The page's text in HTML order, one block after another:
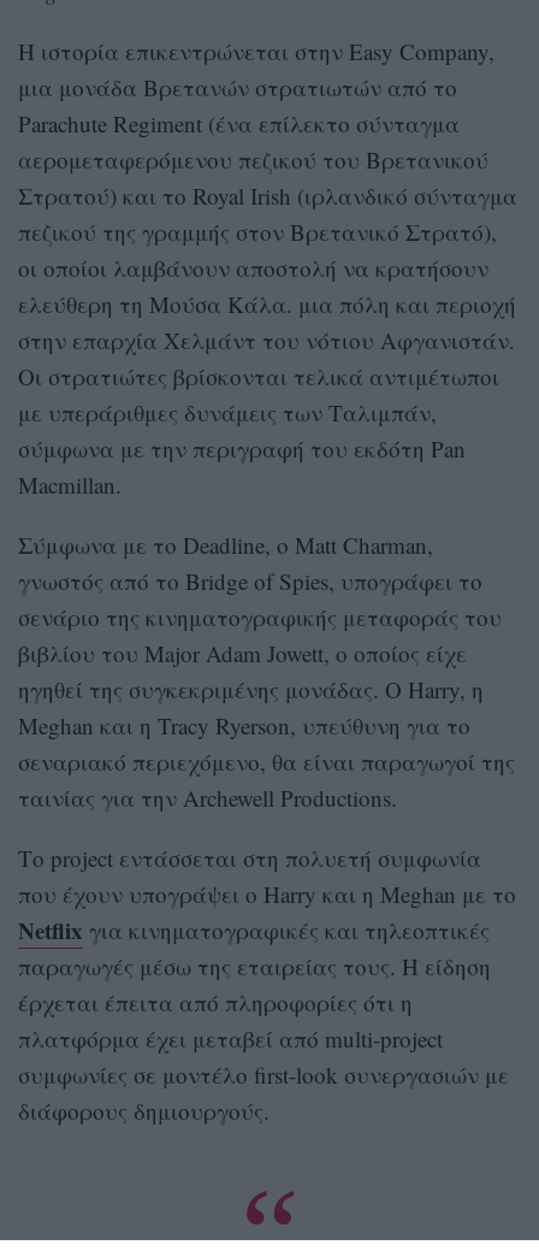
Η ιστορία επικεντρώνεται στην Easy Company,
μια μονάδα Βρετανών στρατιωτών από το
Parachute Regiment (ένα επίλεκτο σύνταγμα
αερομεταφερόμενου πεζικού του Βρετανικού
Στρατού) και το Royal Irish (ιρλανδικό σύνταγμα
πεζικού της γραμμής στον Βρετανικό Στρατό),
οι οποίοι λαμβάνουν αποστολή να κρατήσουν
ελεύθερη τη Μούσα Κάλα. μια πόλη και περιοχή
στην επαρχία Χελμάντ του νότιου Αφγανιστάν.
Οι στρατιώτες βρίσκονται τελικά αντιμέτωποι
με υπεράριθμες δυνάμεις των Ταλιμπάν,
σύμφωνα με την περιγραφή του εκδότη Pan
Macmillan.
Σύμφωνα με το Deadline, ο Matt Charman,
γνωστός από το Bridge of Spies, υπογράφει το
σενάριο της κινηματογραφικής μεταφοράς του
βιβλίου του Major Adam Jowett, ο οποίος είχε
ηγηθεί της συγκεκριμένης μονάδας. Ο Harry, η
Meghan και η Tracy Ryerson, υπεύθυνη για το
σεναριακό περιεχόμενο, θα είναι παραγωγοί της
ταινίας για την Archewell Productions.
Το project εντάσσεται στη πολυετή συμφωνία
που έχουν υπογράψει ο Harry και η Meghan με το
Netflix για κινηματογραφικές και τηλεοπτικές
παραγωγές μέσω της εταιρείας τους. Η είδηση
έρχεται έπειτα από πληροφορίες ότι η
πλατφόρμα έχει μεταβεί από multi-project
συμφωνίες σε μοντέλο first-look συνεργασιών με
διάφορους δημιουργούς.